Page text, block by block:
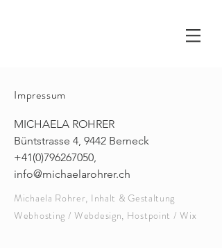
Impressum
MICHAELA ROHRER
Büntstrasse 4, 9442 Berneck
+41(0)796267050,
info@michaelarohrer.ch
Michaela Rohrer, Inhalt & Gestaltung
Webhosting / Webdesign, Hostpoint / Wix